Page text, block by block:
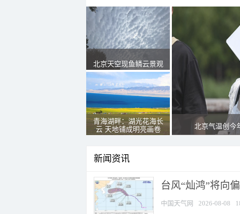
北京天空现鱼鳞云景观
青海湖畔：湖光花海长
云 天地铺成明亮画卷
北京气温创今
新闻资讯
台风“灿鸿”将向
中国天气网 2026-08-08